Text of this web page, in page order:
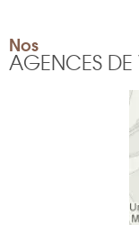
Nos
AGENCES